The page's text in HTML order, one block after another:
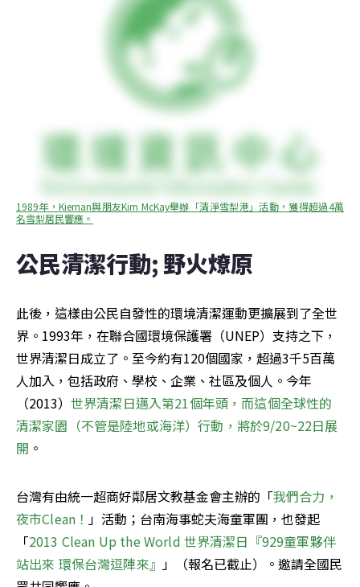
1989年，Kiernan與朋友Kim McKay舉辦「清淨雪梨港」活動，獲得超過4萬
名雪梨居民響應。
公民清潔行動; 野火燎原
此後，這樣由公民自發性的環境清潔運動更擴展到了全世
界。1993年，在聯合國環境保護署（UNEP）支持之下，
世界清潔日成立了。至今約有120個國家，超過3千5百萬
人加入，包括政府、學校、企業、社區及個人。今年
（2013） 世界清潔日邁入第21個年頭，而這個全球性的
清潔家園（不管是陸地或海洋）行動，將於9/20~22日展
開 。
台灣有由統一超商好鄰居文教基金會主辦的「我們合力，
夜市Clean！」活動；台南海事蛇夫海童軍團，也發起
「2013 Clean Up the World 世界清潔日『929童軍夥伴
站出來 環保台灣逗陣來』 」（報名已截止）。邀請全國民